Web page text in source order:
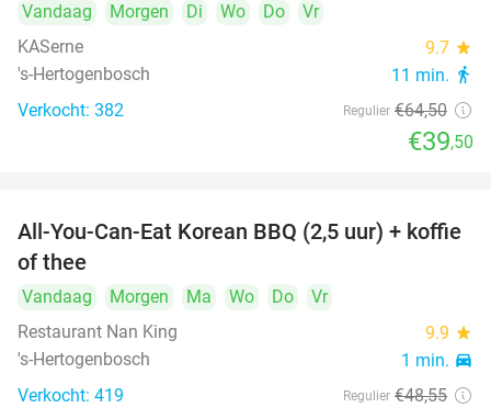
Vandaag Morgen Di Wo Do
Vr
KASerne
9.7 star
's-Hertogenbosch 11 min. directions_walk
Verkocht: 382 Regulier €64,50
€39,50
26%
All-You-Can-Eat Korean BBQ (2,5 uur) + koffie
of thee
Vandaag Morgen Ma Wo Do
Vr
Restaurant Nan King
9.9 star
's-Hertogenbosch 1 min. directions_car
Verkocht: 419 Regulier €48,55